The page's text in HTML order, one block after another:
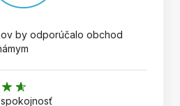
by odporúčalo obchod